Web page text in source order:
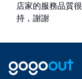
店家的服務品質
持，謝謝